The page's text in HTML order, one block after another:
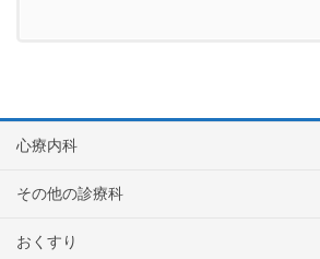
心療内科
その他の診療科
おくすり